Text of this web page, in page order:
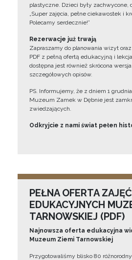
plastyczne. Dzieci były zachwycone,
„Super zajęcia, pełne ciekawostek i
Polecamy serdecznie!”
Rezerwacje już trwają
Zapraszamy do planowania wizyt
PDF z pełną ofertą edukacyjną i
dostępna jest również skrócona
szczegółowych opisów.
PS. Informujemy, że z dniem 1
Muzeum Zamek w Dębnie jest
zwiedzających.
Odkryjcie z nami świat pełen
PEŁNA OFERTA ZAJĘĆ
EDUKACYJNYCH
TARNOWSKIEJ (PDF)
Najnowsza oferta edukacyjna
Muzeum Ziemi Tarnowskiej
Przygotowaliśmy blisko 80